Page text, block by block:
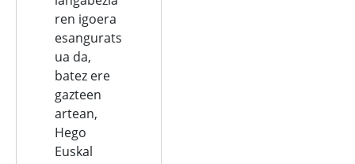
ren igoera
esangurats
ua da,
batez ere
gazteen
artean,
Hego
Euskal